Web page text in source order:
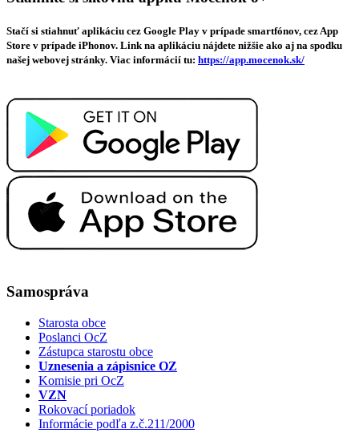
Stačí si stiahnuť aplikáciu cez Google Play v prípade smartfónov, cez App
Store v prípade iPhonov. Link na aplikáciu nájdete nižšie ako aj na spodku
našej webovej stránky. Viac informácií tu: https://app.mocenok.sk/
Samospráva
Starosta obce
Poslanci OcZ
Zástupca starostu obce
Uznesenia a zápisnice OZ
Komisie pri OcZ
VZN
Rokovací poriadok
Informácie podľa z.č.211/2000